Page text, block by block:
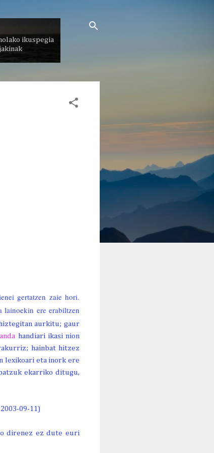
ikuspegia
gertatzen zaie hori.
lainoekin ere erabiltzen
aurkitu; gaur
handiari ikasi nion
hainbat hitzez
lexikoari eta inork ere
ekarriko ditugu,
09-11)
direnez ez dute euri